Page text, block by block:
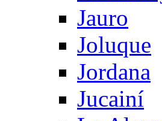
Jauro
Joluque
Jordana
Jucainí